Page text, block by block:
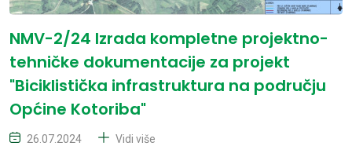
NMV-2/24 Izrada kompletne projektno-
tehničke dokumentacije za projekt
"Biciklistička infrastruktura na području
Općine Kotoriba"
26.07.2024 Vidi više